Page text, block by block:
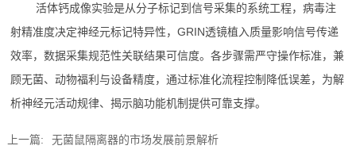
活体钙成像实验是从分子标记到信号采集的系统工程，病毒注
射精准度决定神经元标记特异性，GRIN透镜植入质量影响信号传递
效率，数据采集规范性关联结果可信度。各步骤需严守操作标准，兼
顾无菌、动物福利与设备精度，通过标准化流程控制降低误差，为解
析神经元活动规律、揭示脑功能机制提供可靠支撑。
上一篇: 无菌鼠隔离器的市场发展前景解析